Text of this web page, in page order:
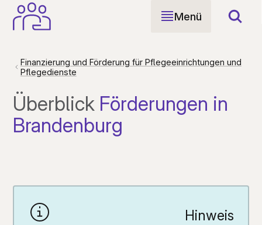
Menü
Finanzierung und Förderung für Pflegeeinrichtungen und
Pflegedienste
Überblick Förderungen in
Brandenburg
Brandenburg-Kredit Pflege
Hinweis